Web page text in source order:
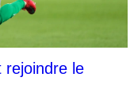
rejoindre le